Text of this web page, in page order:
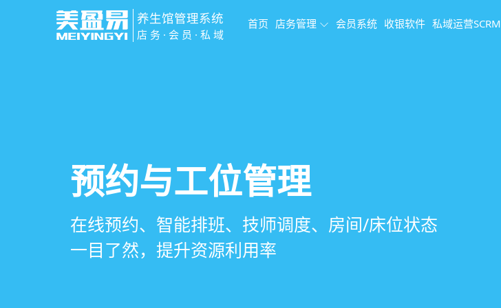
养生馆管理系统
店务·会员·私域
首页 店务管理 会员系统 收银软件 私域运营SCRM
智慧养生馆管理系统
一站式解决养生馆预约、服务、会员、财务、营
销全流程数字化管理
会员营销&锁客
会员积分、套餐定制、精准营销、客户关怀，提
升复购率与客单价
预约与工位管理
在线预约、智能排班、技师调度、房间/床位状态
一目了然，提升资源利用率
健康档案与效果追踪
客户体质记录、服务方案执行、效果对比，数据
化展示服务价值